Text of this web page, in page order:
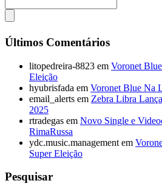
Últimos Comentários
litopedreira-8823 em Voronet
Eleição
hyubrisfada em Voronet Blue Na
email_alerts em Zebra Libra
2025
rtradegas em Novo Single e
RimaRussa
ydc.music.management em
Super Eleição
Pesquisar